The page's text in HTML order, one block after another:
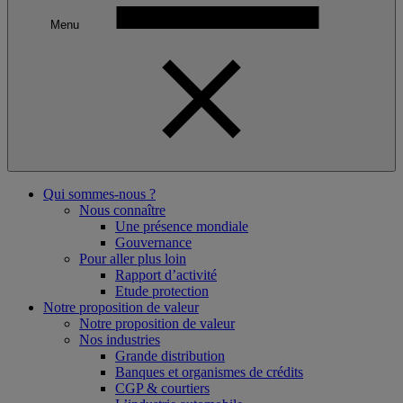
Menu
Qui sommes-nous ?
Nous connaître
Une présence mondiale
Gouvernance
Pour aller plus loin
Rapport d’activité
Etude protection
Notre proposition de valeur
Notre proposition de valeur
Nos industries
Grande distribution
Banques et organismes de crédits
CGP & courtiers